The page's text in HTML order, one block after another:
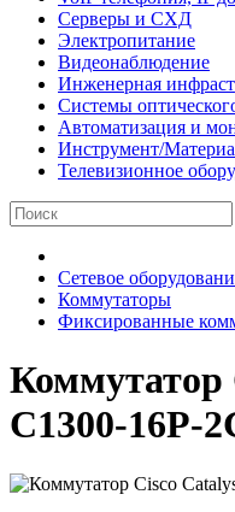
Серверы и СХД
Электропитание
Видеонаблюдение
Инженерная
Системы
Автоматизация и
Инструмент/
Телевизионное
Сетевое
Коммутаторы
Фиксированные
Коммутатор
C1300-16P-